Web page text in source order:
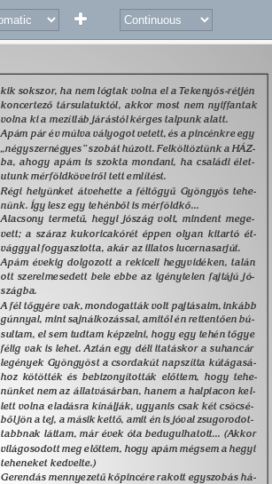
kik sokszor, ha nem lógtak volna el a Tekenyõs-rétjén
koncertezõ társulatuktól, akkor most nem nyiffantak
volna ki a mezítláb járástól kérges talpunk alatt.
Apám pár év múlva vályogot vetett, és a pincénkre egy
„négyszernégyes” szobát húzott. Felköltöztünk a HÁZ-
ba, ahogy apám is szokta mondani, ha családi élet-
utunk mérföldköveirõl tett említést.
Régi helyünket átvehette a féltõgyû Gyöngyös tehe-
nünk. Így lesz egy tehénbõl is mérföldkõ...
Alacsony termetû, hegyi jószág volt, mindent mege-
vett; a száraz kukoricakórét éppen olyan kitartó ét-
vággyal fogyasztotta, akár az illatos lucernasarjút.
Apám évekig dolgozott a rekiceli hegyvidéken, talán
ott szerelmesedett bele ebbe az igénytelen fajtájú jó-
szágba.
A fél tõgyére vak, mondogatták volt pajtásaim, inkább
gúnnyal, mint sajnálkozással, amitõl én rettentõen bú-
sultam, el sem tudtam képzelni, hogy egy tehén tõgye
félig vak is lehet. Aztán egy déli itatáskor a suhancár
legények Gyöngyöst a csordakút napszítta kútágasá-
hoz kötötték és bebizonyították elõttem, hogy tehe-
nünket nem az állatvásárban, hanem a halpiacon kel-
lett volna eladásra kínálják, ugyanis csak két csöcsé-
bõl jön a tej, a másik kettõ, amit én is jóval zsugorodot-
tabbnak láttam, már évek óta bedugulhatott... (Akkor
világosodott meg elõttem, hogy apám mégsem a hegyi
teheneket kedvelte.)
Gerendás mennyezetû kõpincére rakott egyszobás há-